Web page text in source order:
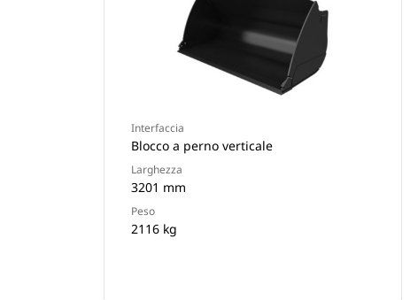
Interfaccia
Blocco a perno verticale
Larghezza
3201 mm
Peso
2116 kg